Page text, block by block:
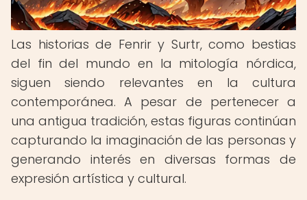
Las historias de Fenrir y Surtr, como bestias
del fin del mundo en la mitología nórdica,
siguen siendo relevantes en la cultura
contemporánea. A pesar de pertenecer a
una antigua tradición, estas figuras continúan
capturando la imaginación de las personas y
generando interés en diversas formas de
expresión artística y cultural.